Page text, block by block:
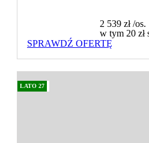
2 539 zł/os.
w tym 20 zł
SPRAWDŹ OFERTĘ
LATO 27